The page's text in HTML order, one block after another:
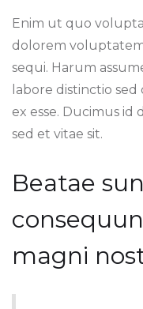
Enim ut quo
dolorem
sequi. Harum
labore distinctio
ex esse. Ducimus id
sed et vitae sit.
Beatae
magni